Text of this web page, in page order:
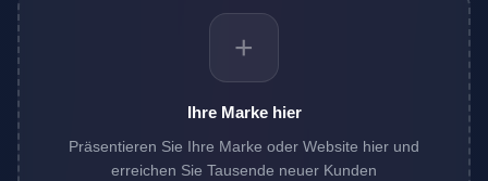
+
Ihre Marke hier
Präsentieren Sie Ihre Marke oder Website hier und
erreichen Sie Tausende neuer Kunden